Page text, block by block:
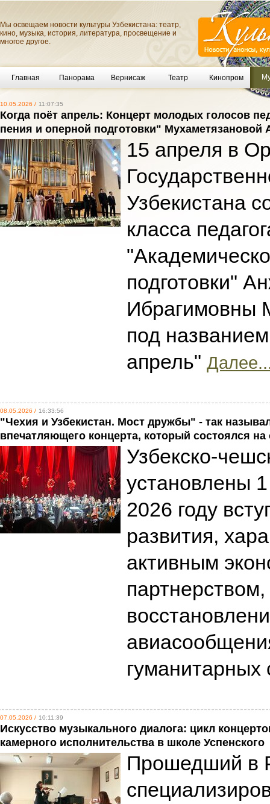
Мы освещаем новости культуры Узбекистана: театр,
кино, музыка, история, литература, просвещение и
многое другое.
Главная Панорама Вернисаж Театр Кинопром
10.05.2026 / 11:07:35
Когда поёт апрель: Концерт молодых голосов
пения и оперной подготовки"
15 апреля в
Узбекистана
класса
подготовки"
Ибрагимовны
под
апрель"
08.05.2026 / 16:33:56
"Чехия и Узбекистан. Мост дружбы" - так
впечатляющего концерта, который состоялся
Узбекско-
установлены
2026 году
развития,
активным
гуманитарных
07.05.2026 / 10:11:39
Искусство музыкального диалога: цикл
камерного исполнительства в школе Успенского
Прошедший в